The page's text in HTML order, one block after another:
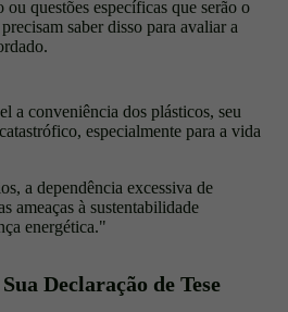
ou questões específicas que serão o
saber disso para avaliar a
a conveniência dos plásticos, seu
especialmente para a vida
a dependência excessiva de
ameaças à sustentabilidade
energética."
Declaração de Tese